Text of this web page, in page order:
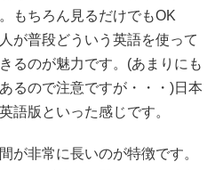
もちろん見るだけでもOK
が普段どういう英語を使って
るのが魅力です。(あまりにも
るので注意ですが・・・)日本
語版といった感じです。
が非常に長いのが特徴です。